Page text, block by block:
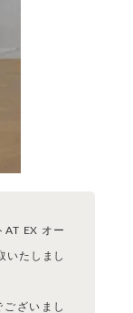
AT EX オー
いたしまし
ざいまし